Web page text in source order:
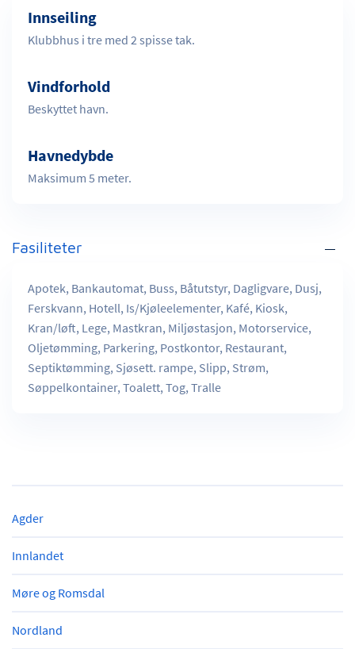
Innseiling
Klubbhus i tre med 2 spisse tak.
Vindforhold
Beskyttet havn.
Havnedybde
Maksimum 5 meter.
Fasiliteter
Apotek, Bankautomat, Buss, Båtutstyr, Dagligvare, Dusj,
Ferskvann, Hotell, Is/Kjøleelementer, Kafé, Kiosk,
Kran/løft, Lege, Mastkran, Miljøstasjon, Motorservice,
Oljetømming, Parkering, Postkontor, Restaurant,
Septiktømming, Sjøsett. rampe, Slipp, Strøm,
Søppelkontainer, Toalett, Tog, Tralle
Agder
Innlandet
Møre og Romsdal
Nordland